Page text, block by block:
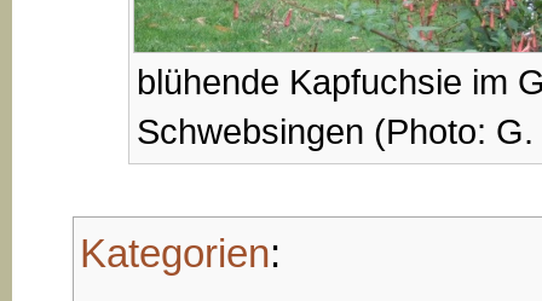
blühende Kapfuchsie im
Schwebsingen (Photo:
Kategorien: